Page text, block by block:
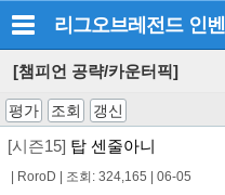
리그오브레전드 인벤
[챔피언 공략/카운터픽]
평가 조회 갱신
[시즌15] 탑 센줄아니
RoroD 조회: 324,165 06-05